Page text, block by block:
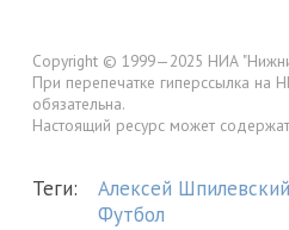
Copyright © 1999—2025 НИА
При перепечатке гиперссылка на
обязательна.
Настоящий ресурс может
Теги: Алексей Шпилевский
Футбол